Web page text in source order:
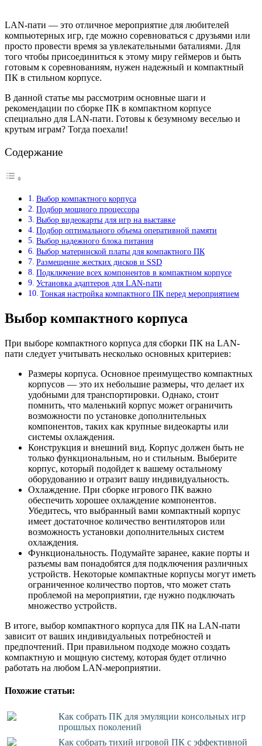
LAN-пати — это отличное мероприятие для любителей
компьютерных игр, где можно соревноваться с друзьями или
просто провести время за увлекательными баталиями. Для
того чтобы присоединиться к этому миру геймеров и быть
готовым к соревнованиям, нужен надежный и компактный
ПК в стильном корпусе.
В данной статье мы рассмотрим основные шаги и
рекомендации по сборке ПК в компактном корпусе
специально для LAN-пати. Готовы к безумному веселью и
крутым играм? Тогда поехали!
Содержание
Выбор компактного корпуса
Подбор мощного процессора
Выбор видеокарты для игр на выставке
Подбор оптимального объема оперативной памяти
Выбор надежного блока питания
Выбор материнской платы для компактного ПК
Размещение жестких дисков и SSD
Подключение всех компонентов в компактном корпусе
Установка адаптеров для LAN-пати
Тонкая настройка компактного ПК перед мероприятием
Выбор компактного корпуса
При выборе компактного корпуса для сборки ПК на LAN-
пати следует учитывать несколько основных критериев:
Размеры корпуса. Основное преимущество компактных
корпусов — это их небольшие размеры, что делает их
удобными для транспортировки. Однако, стоит
помнить, что маленький корпус может ограничить
возможности по установке дополнительных
компонентов, таких как крупные видеокарты или
системы охлаждения.
Конструкция и внешний вид. Корпус должен быть не
только функциональным, но и стильным. Выберите
корпус, который подойдет к вашему остальному
оборудованию и отразит вашу индивидуальность.
Охлаждение. При сборке игрового ПК важно
обеспечить хорошее охлаждение компонентов.
Убедитесь, что выбранный вами компактный корпус
имеет достаточное количество вентиляторов или
возможность установки дополнительных систем
охлаждения.
Функциональность. Подумайте заранее, какие порты и
разъемы вам понадобятся для подключения различных
устройств. Некоторые компактные корпусы могут иметь
ограниченное количество портов, что может стать
проблемой на мероприятии, где нужно подключать
множество устройств.
В итоге, выбор компактного корпуса для ПК на LAN-пати
зависит от ваших индивидуальных потребностей и
предпочтений. При правильном подходе можно создать
компактную и мощную систему, которая будет отлично
работать на любом LAN-мероприятии.
Похожие статьи:
Как собрать ПК для эмуляции консольных игр
прошлых поколений
Как собрать тихий игровой ПК с эффективной